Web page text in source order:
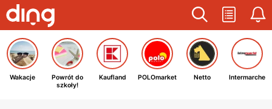
Wakacje
Powrót do
szkoły!
Kaufland POLOmarket Netto Intermarche